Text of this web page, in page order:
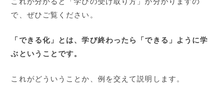
で、ぜひご覧ください。
「できる化」とは、学び終わったら「できる」ように学
ぶということです。
これがどういうことか、例を交えて説明します。